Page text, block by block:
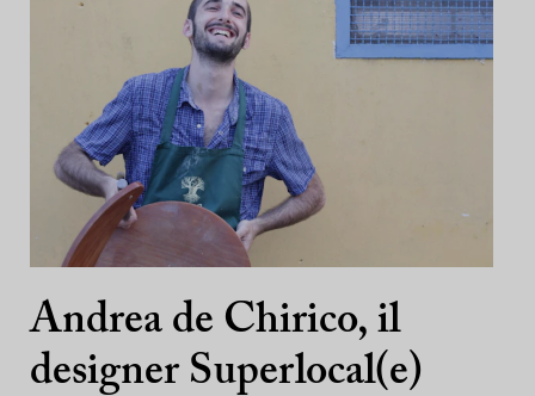
Andrea de Chirico, il
designer Superlocal(e)